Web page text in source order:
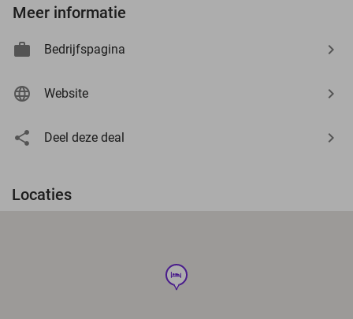
Meer informatie
Bedrijfspagina
Website
Deel deze deal
Locaties
hotel